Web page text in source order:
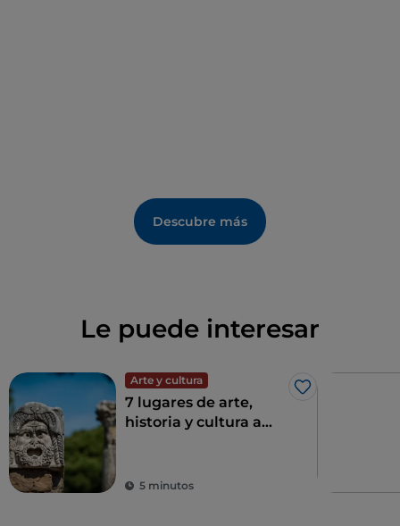
Descubre más
Le puede interesar
Arte y cultura
Me gusta
7 lugares de arte,
historia y cultura a
5 minutos